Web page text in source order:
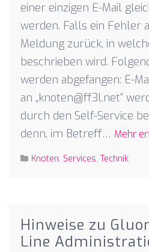
einer einzigen E-Mail
werden. Falls ein Fehler
Meldung zurück, in
beschrieben wird.
werden abgefangen: E-
an „knoten@ff3l.net“
durch den Self-Service
denn, im Betreff… Mehr
Knoten, Services,Technik
Hinweise zu
Line